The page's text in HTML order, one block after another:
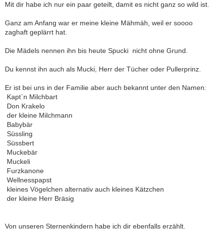
Mit dir habe ich nur ein paar geteilt, damit es nicht ganz so wild ist.
Ganz am Anfang war er meine kleine Mähmäh, weil er soooo
zaghaft geplärrt hat.
Die Mädels nennen ihn bis heute Spucki  nicht ohne Grund.
Du kennst ihn auch als Mucki, Herr der Tücher oder Pullerprinz.
Er ist bei uns in der Familie aber auch bekannt unter den Namen:
 Kapt`n Milchbart
 Don Krakelo
 der kleine Milchmann
 Babybär
 Süssling
 Süssbert
 Muckebär
 Muckeli
 Furzkanone
 Wellnesspapst
 kleines Vögelchen alternativ auch kleines Kätzchen
 der kleine Herr Bräsig
Von unseren Sternenkindern habe ich dir ebenfalls erzählt.